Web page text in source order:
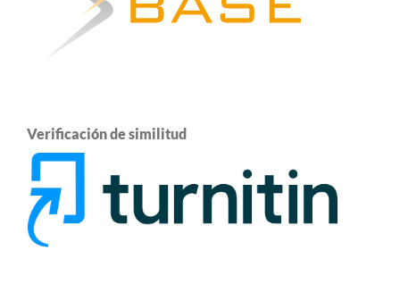
Verificación de similitud